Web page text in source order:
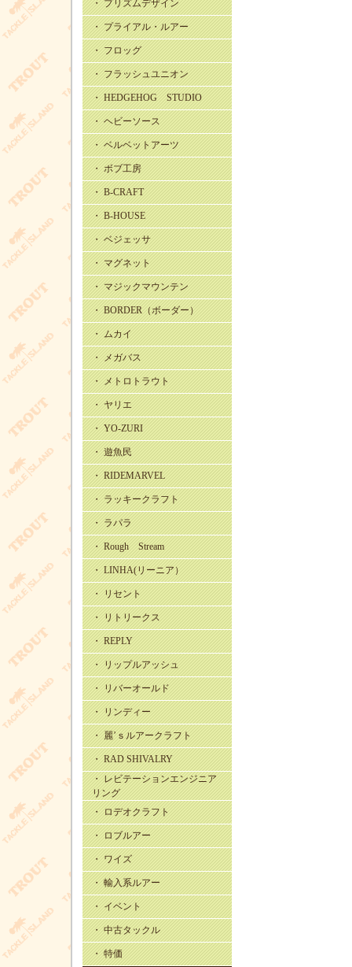
・ プリズムデザイン
・ プライアル・ルアー
・ フロッグ
・ フラッシュユニオン
・ HEDGEHOG STUDIO
・ ヘビーソース
・ ベルベットアーツ
・ ボブ工房
・ B-CRAFT
・ B-HOUSE
・ ベジェッサ
・ マグネット
・ マジックマウンテン
・ BORDER（ボーダー）
・ ムカイ
・ メガバス
・ メトロトラウト
・ ヤリエ
・ YO-ZURI
・ 遊魚民
・ RIDEMARVEL
・ ラッキークラフト
・ ラパラ
・ Rough Stream
・ LINHA(リーニア）
・ リセント
・ リトリークス
・ REPLY
・ リップルアッシュ
・ リバーオールド
・ リンディー
・ 麗’ｓルアークラフト
・ RAD SHIVALRY
・ レビテーションエンジニア
リング
・ ロデオクラフト
・ ロブルアー
・ ワイズ
・ 輸入系ルアー
・ イベント
・ 中古タックル
・ 特価